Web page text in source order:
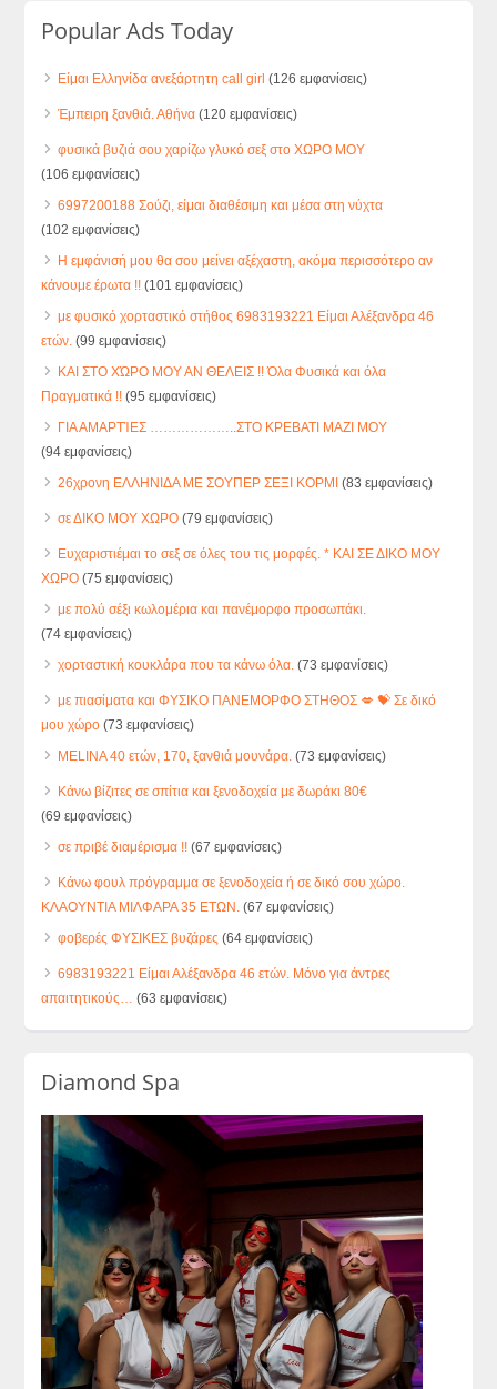
Popular Ads Today
Είμαι Ελληνίδα ανεξάρτητη call girl (126 εμφανίσεις)
Έμπειρη ξανθιά. Αθήνα (120 εμφανίσεις)
φυσικά βυζιά σου χαρίζω γλυκό σεξ στο ΧΩΡΟ ΜΟΥ
(106 εμφανίσεις)
6997200188 Σούζι, είμαι διαθέσιμη και μέσα στη νύχτα
(102 εμφανίσεις)
Η εμφάνισή μου θα σου μείνει αξέχαστη, ακόμα περισσότερο αν
κάνουμε έρωτα !! (101 εμφανίσεις)
με φυσικό χορταστικό στήθος 6983193221 Είμαι Αλέξανδρα 46
ετών. (99 εμφανίσεις)
ΚΑΙ ΣΤΟ ΧΏΡΟ ΜΟΥ ΑΝ ΘΕΛΕΙΣ !! Όλα Φυσικά και όλα
Πραγματικά !! (95 εμφανίσεις)
ΓΙΑ ΑΜΑΡΤΊΕΣ ………………..ΣΤΟ ΚΡΕΒΑΤΙ ΜΑΖΙ ΜΟΥ
(94 εμφανίσεις)
26χρονη ΕΛΛΗΝΙΔΑ ΜΕ ΣΟΥΠΕΡ ΣΕΞΙ ΚΟΡΜΙ (83 εμφανίσεις)
σε ΔΙΚΟ ΜΟΥ ΧΩΡΟ (79 εμφανίσεις)
Ευχαριστιέμαι το σεξ σε όλες του τις μορφές. * ΚΑΙ ΣΕ ΔΙΚΟ ΜΟΥ
ΧΩΡΟ (75 εμφανίσεις)
με πολύ σέξι κωλομέρια και πανέμορφο προσωπάκι.
(74 εμφανίσεις)
χορταστική κουκλάρα που τα κάνω όλα. (73 εμφανίσεις)
με πιασίματα και ΦΥΣΙΚΟ ΠΑΝΕΜΟΡΦΟ ΣΤΗΘΟΣ 💋 💝 Σε δικό
μου χώρο (73 εμφανίσεις)
MELINA 40 ετών, 170, ξανθιά μουνάρα. (73 εμφανίσεις)
Κάνω βίζιτες σε σπίτια και ξενοδοχεία με δωράκι 80€
(69 εμφανίσεις)
σε πριβέ διαμέρισμα !! (67 εμφανίσεις)
Κάνω φουλ πρόγραμμα σε ξενοδοχεία ή σε δικό σου χώρο.
ΚΛΑΟΥΝΤΙΑ ΜΙΛΦΑΡΑ 35 ΕΤΩΝ. (67 εμφανίσεις)
φοβερές ΦΥΣΙΚΕΣ βυζάρες (64 εμφανίσεις)
6983193221 Είμαι Αλέξανδρα 46 ετών. Μόνο για άντρες
απαιτητικούς…
(63 εμφανίσεις)
Diamond Spa